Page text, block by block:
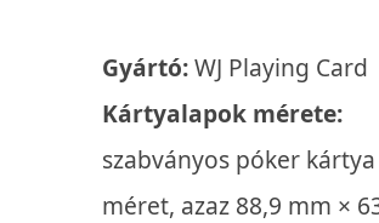
Gyártó:WJ Playing Card
Kártyalapok mérete:
szabványos póker kártya
méret, azaz 88,9 mm ×